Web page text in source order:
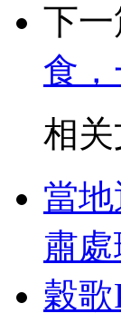
下一
食，
相
當
肅處
穀